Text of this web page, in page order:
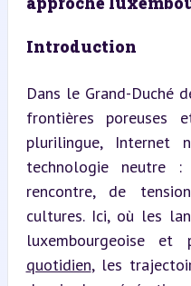
Introduction
Dans le Grand-Duché
frontières poreuses
plurilingue, Internet
technologie neutre
rencontre, de
cultures. Ici, où les
luxembourgeoise et
quotidien, les